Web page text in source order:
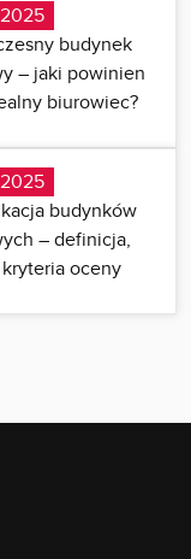
budynek
– jaki powinien
biurowiec?
budynków
– definicja,
oceny